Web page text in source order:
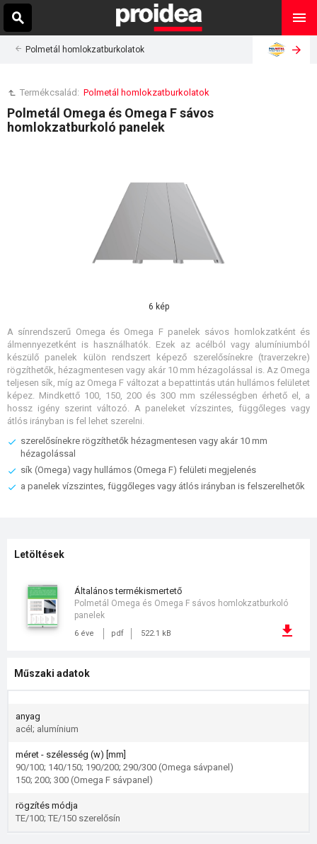
Polmetál homlokzatburkolatok
Termékcsalád: Polmetál homlokzatburkolatok
Polmetál Omega és Omega F sávos
homlokzatburkoló panelek
6 kép
A sínrendszerű Omega és Omega F panelek sávos homlokzatként és
álmennyezetként is használhatók. Ezek az acélból vagy alumíniumból
készülő panelek külön rendszert képező szerelősínekre (traverzekre)
rögzíthetők, hézagmentesen vagy akár 10 mm hézagolással is. Az Omega
teljesen sík, míg az Omega F változat a bepattintás után hullámos felületet
képez. Mindkettő 100, 150, 200 és 300 mm szélességben érhető el, a
hossz igény szerint változó. A paneleket vízszintes, függőleges vagy
átlós irányban is fel lehet szerelni.
szerelősínekre rögzíthetők hézagmentesen vagy akár 10 mm
hézagolással
sík (Omega) vagy hullámos (Omega F) felületi megjelenés
a panelek vízszintes, függőleges vagy átlós irányban is felszerelhetők
Letöltések
általános termékismertető
6 éve pdf 522.1 kB
Polmetál Omega és Omega F sávos homlokzatburkoló
panelek
Műszaki adatok
anyag
acél; alumínium
méret - szélesség (w) [mm]
90/100; 140/150; 190/200; 290/300 (Omega sávpanel)
150; 200; 300 (Omega F sávpanel)
rögzítés módja
TE/100; TE/150 szerelősín